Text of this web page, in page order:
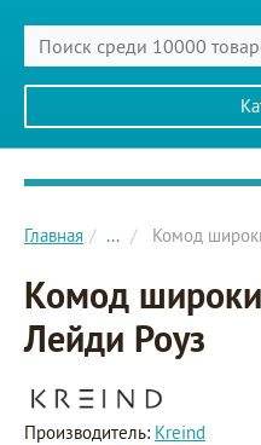
Главное меню сайта
Главная ... Комод
Комод
Лейди Роуз
Производитель: Kreind